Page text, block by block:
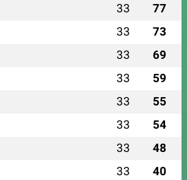
33 77
33 73
33 69
33 59
33 55
33 54
33 48
33 40